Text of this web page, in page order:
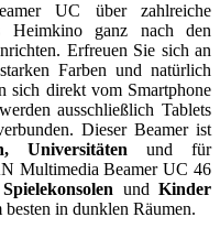
UC über zahlreiche
Heimkino ganz nach den
Erfreuen Sie sich an
Farben und natürlich
sich direkt vom Smartphone
ausschließlich Tablets
Dieser Beamer ist
Universitäten und für
Multimedia Beamer UC 46
Spielekonsolen undKinder
in dunklen Räumen.